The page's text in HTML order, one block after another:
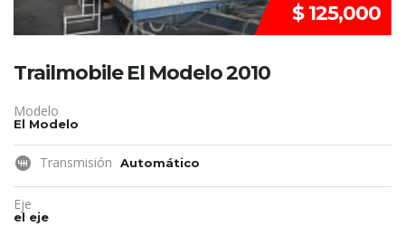
$ 125,000
Trailmobile El Modelo 2010
Modelo
El Modelo
Transmisión Automático
Eje
el eje